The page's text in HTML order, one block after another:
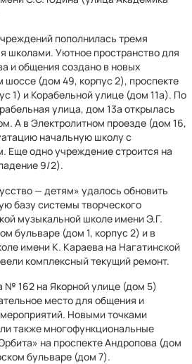
пополнилась тремя
школами. Уютное пространство для
и общения создано в новых
(дом 49, корпус 2), проспекте
1) и Корабельной улице (дом 11а). По
улица, дом 13а открылась
А в Электролитном проезде (дом 16,
начальную школу с
Еще одно учреждение строится на
9/2).
— детям» удалось обновить
базу системы творческого
музыкальной школе имени Э.Г.
бульваре (дом 1, корпус 2) и в
имени К. Караева на Нагатинской
комплексный текущий ремонт.
№ 162 на Якорной улице (дом 5)
место для общения и
Новыми точками
также многофункциональные
на проспекте Андропова (дом
бульваре (дом 7).